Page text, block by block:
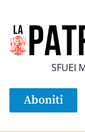
SFUEI
Aboniti